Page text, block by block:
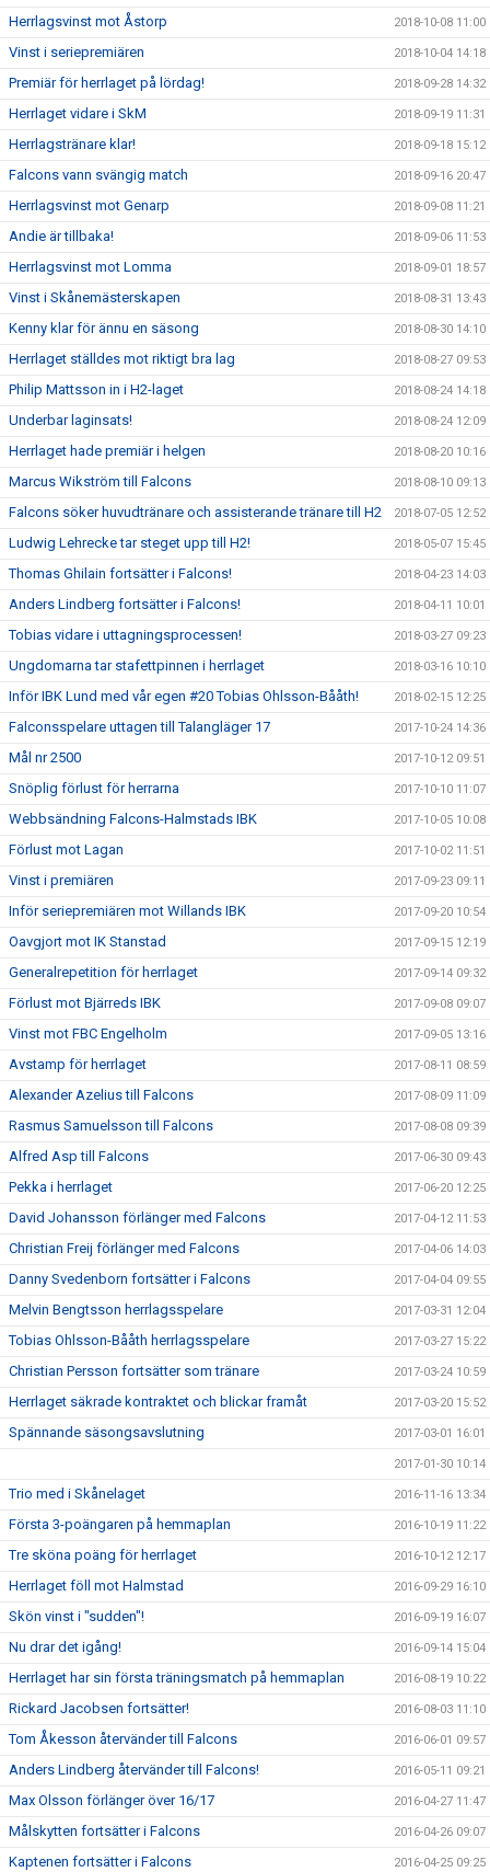
Herrlagsvinst mot Åstorp 2018-10-08 11:00
Vinst i seriepremiären 2018-10-04 14:18
Premiär för herrlaget på lördag! 2018-09-28 14:32
Herrlaget vidare i SkM 2018-09-19 11:31
Herrlagstränare klar! 2018-09-18 15:12
Falcons vann svängig match 2018-09-16 20:47
Herrlagsvinst mot Genarp 2018-09-08 11:21
Andie är tillbaka! 2018-09-06 11:53
Herrlagsvinst mot Lomma 2018-09-01 18:57
Vinst i Skånemästerskapen 2018-08-31 13:43
Kenny klar för ännu en säsong 2018-08-30 14:10
Herrlaget ställdes mot riktigt bra lag 2018-08-27 09:53
Philip Mattsson in i H2-laget 2018-08-24 14:18
Underbar laginsats! 2018-08-24 12:09
Herrlaget hade premiär i helgen 2018-08-20 10:16
Marcus Wikström till Falcons 2018-08-10 09:13
Falcons söker huvudtränare och assisterande tränare till H2 2018-07-05 12:52
Ludwig Lehrecke tar steget upp till H2! 2018-05-07 15:45
Thomas Ghilain fortsätter i Falcons! 2018-04-23 14:03
Anders Lindberg fortsätter i Falcons! 2018-04-11 10:01
Tobias vidare i uttagningsprocessen! 2018-03-27 09:23
Ungdomarna tar stafettpinnen i herrlaget 2018-03-16 10:10
Inför IBK Lund med vår egen #20 Tobias Ohlsson-Bååth! 2018-02-15 12:25
Falconsspelare uttagen till Talangläger 17 2017-10-24 14:36
Mål nr 2500 2017-10-12 09:51
Snöplig förlust för herrarna 2017-10-10 11:07
Webbsändning Falcons-Halmstads IBK 2017-10-05 10:08
Förlust mot Lagan 2017-10-02 11:51
Vinst i premiären 2017-09-23 09:11
Inför seriepremiären mot Willands IBK 2017-09-20 10:54
Oavgjort mot IK Stanstad 2017-09-15 12:19
Generalrepetition för herrlaget 2017-09-14 09:32
Förlust mot Bjärreds IBK 2017-09-08 09:07
Vinst mot FBC Engelholm 2017-09-05 13:16
Avstamp för herrlaget 2017-08-11 08:59
Alexander Azelius till Falcons 2017-08-09 11:09
Rasmus Samuelsson till Falcons 2017-08-08 09:39
Alfred Asp till Falcons 2017-06-30 09:43
Pekka i herrlaget 2017-06-20 12:25
David Johansson förlänger med Falcons 2017-04-12 11:53
Christian Freij förlänger med Falcons 2017-04-06 14:03
Danny Svedenborn fortsätter i Falcons 2017-04-04 09:55
Melvin Bengtsson herrlagsspelare 2017-03-31 12:04
Tobias Ohlsson-Bååth herrlagsspelare 2017-03-27 15:22
Christian Persson fortsätter som tränare 2017-03-24 10:59
Herrlaget säkrade kontraktet och blickar framåt 2017-03-20 15:52
Spännande säsongsavslutning 2017-03-01 16:01
2017-01-30 10:14
Trio med i Skånelaget 2016-11-16 13:34
Första 3-poängaren på hemmaplan 2016-10-19 11:22
Tre sköna poäng för herrlaget 2016-10-12 12:17
Herrlaget föll mot Halmstad 2016-09-29 16:10
Skön vinst i "sudden"! 2016-09-19 16:07
Nu drar det igång! 2016-09-14 15:04
Herrlaget har sin första träningsmatch på hemmaplan 2016-08-19 10:22
Rickard Jacobsen fortsätter! 2016-08-03 11:10
Tom Åkesson återvänder till Falcons 2016-06-01 09:57
Anders Lindberg återvänder till Falcons! 2016-05-11 09:21
Max Olsson förlänger över 16/17 2016-04-27 11:47
Målskytten fortsätter i Falcons 2016-04-26 09:07
Kaptenen fortsätter i Falcons 2016-04-25 09:25